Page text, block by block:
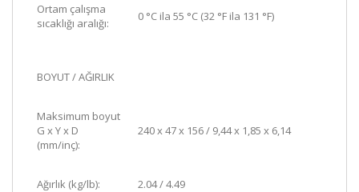
Ortam çalışma
sıcaklığı aralığı:
0 °C ila 55 °C (32 °F ila 131 °F)
BOYUT / AĞIRLIK
Maksimum boyut
G x Y x D
(mm/inç):
240 x 47 x 156/ 9,44 x 1,85 x 6,14
Ağırlık (kg/lb): 2.04/4.49